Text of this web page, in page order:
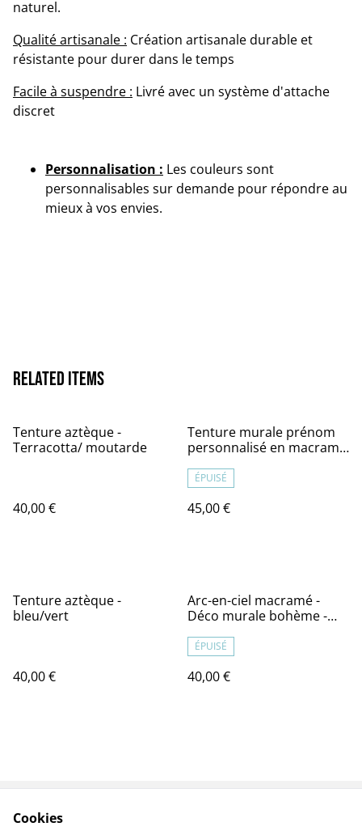
naturel.
Qualité artisanale : Création artisanale durable et
résistante pour durer dans le temps
Facile à suspendre : Livré avec un système d'attache
discret
Personnalisation : Les couleurs sont
personnalisables sur demande pour répondre au
mieux à vos envies.
Related items
Tenture aztèque -
Terracotta/ moutarde
40,00 €
Tenture murale prénom
personnalisé en macramé
bébé ou enfant
ÉPUISÉ
45,00 €
Tenture aztèque -
bleu/vert
40,00 €
Arc-en-ciel macramé -
Déco murale bohème -
ÉPUISÉ
40,00 €
Cookies